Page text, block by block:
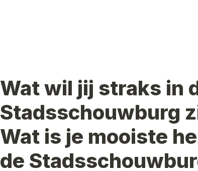
Wat wil jij straks in
Stadsschouwburg
Wat is je mooiste
de